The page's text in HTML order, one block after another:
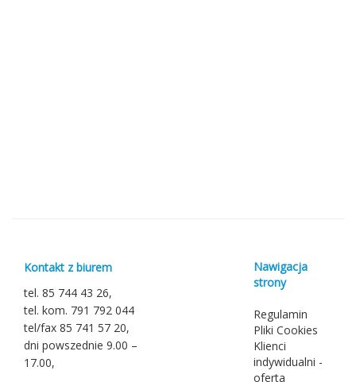
Kontakt z biurem
tel. 85 744 43 26,
tel. kom. 791 792 044
tel/fax 85 741 57 20,
dni powszednie 9.00 –
17.00,
Nawigacja
strony
Regulamin
Pliki Cookies
Klienci
indywidualni -
oferta